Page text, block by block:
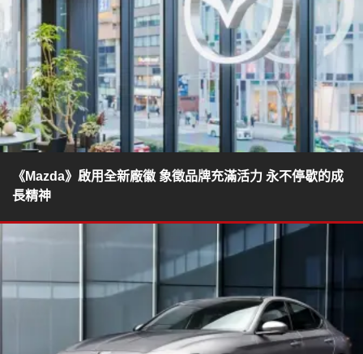
《Mazda》啟用全新廠徽 象徵品牌充滿活力 永不停歇的成
長精神